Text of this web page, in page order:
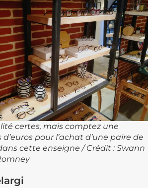
certes, mais comptez une
pour l’achat d’une paire de
cette enseigne / Crédit : Swann